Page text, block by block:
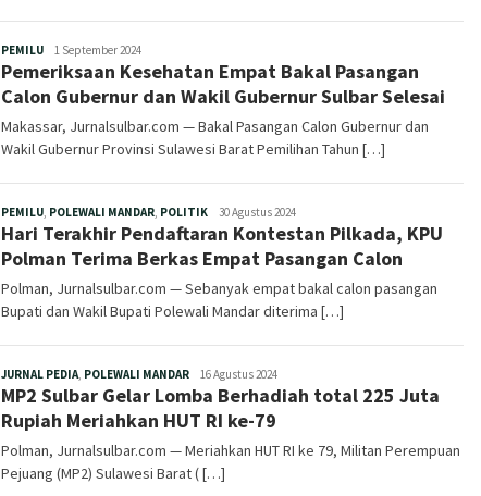
PEMILURedaksi
1 September 2024
Pemeriksaan Kesehatan Empat Bakal Pasangan
Calon Gubernur dan Wakil Gubernur Sulbar Selesai
Makassar, Jurnalsulbar.com — Bakal Pasangan Calon Gubernur dan
Wakil Gubernur Provinsi Sulawesi Barat Pemilihan Tahun […]
PEMILU, POLEWALI MANDAR, POLITIKRedaksi
30 Agustus 2024
Hari Terakhir Pendaftaran Kontestan Pilkada, KPU
Polman Terima Berkas Empat Pasangan Calon
Polman, Jurnalsulbar.com — Sebanyak empat bakal calon pasangan
Bupati dan Wakil Bupati Polewali Mandar diterima […]
JURNAL PEDIA, POLEWALI MANDARRedaksi
16 Agustus 2024
MP2 Sulbar Gelar Lomba Berhadiah total 225 Juta
Rupiah Meriahkan HUT RI ke-79
Polman, Jurnalsulbar.com — Meriahkan HUT RI ke 79, Militan Perempuan
Pejuang (MP2) Sulawesi Barat ( […]